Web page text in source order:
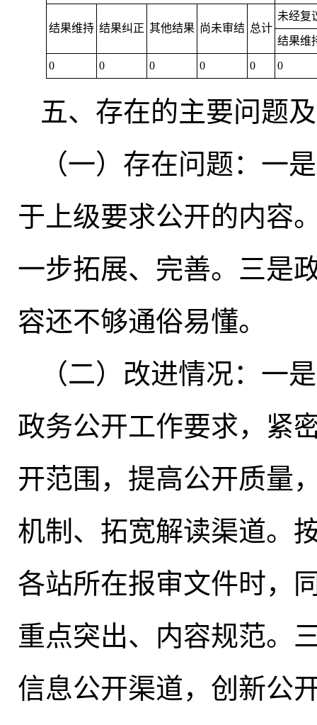
结果维持 结果纠正 其他结果 尚未审结 总计
未经复
结果维
0 0 0 0 0 0
五、存在的主要问题
（一）存在问题：一
于上级要求公开的内容
一步拓展、完善。 三是
容还不够通俗易懂。
（二）改进情况：一
政务公开工作要求，紧
开范围，提高公开质量
机制、拓宽解读渠道。
各站所在报审文件时，
重点突出、内容规范。
信息公开渠道， 创新公